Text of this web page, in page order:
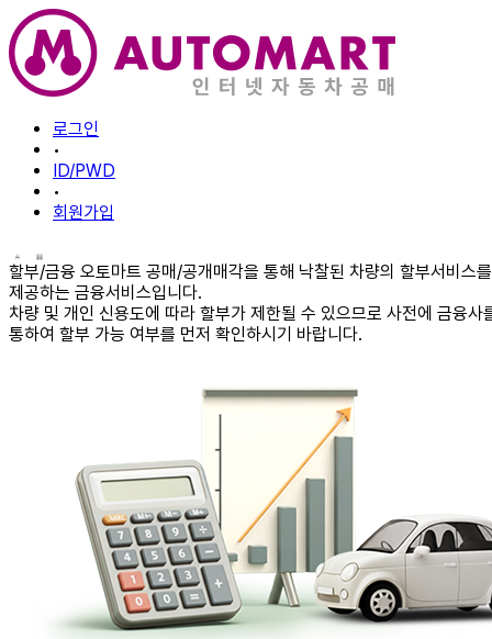
로그인
•
ID/PWD
•
회원가입
할부/금융 오토마트 공매/공개매각을 통해 낙찰된 차량의 할부서비스를
제공하는 금융서비스입니다.
차량 및 개인 신용도에 따라 할부가 제한될 수 있으므로 사전에 금융사
통하여 할부 가능 여부를 먼저 확인하시기 바랍니다.